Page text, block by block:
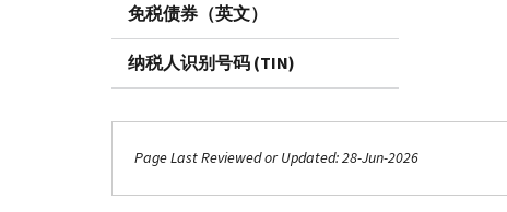
免税债券（英文）
纳税人识别号码 (TIN)
Page Last Reviewed or Updated: 28-Jun-2026